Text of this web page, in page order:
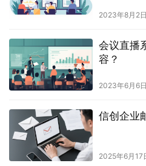
2023年8月2日
会议直播
容？
2023年6月6日
信创企业
2025年6月17